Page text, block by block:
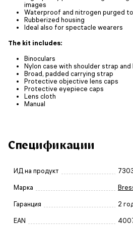
images
Waterproof and nitrogen purged
Rubberized housing
Ideal also for spectacle wearers
The kit includes:
Binoculars
Nylon case with shoulder strap
Broad, padded carrying strap
Protective objective lens caps
Protective eyepiece caps
Lens cloth
Manual
Спецификации
ИД на продукт
Марка
Гаранция 2
EAN